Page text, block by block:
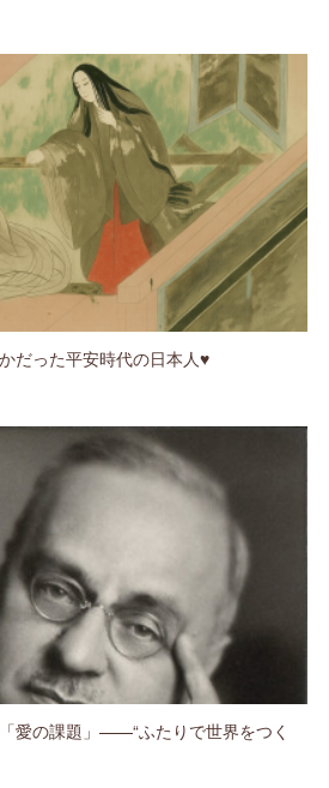
だった平安時代の日本人♥
愛の課題」——“ふたりで世界をつく